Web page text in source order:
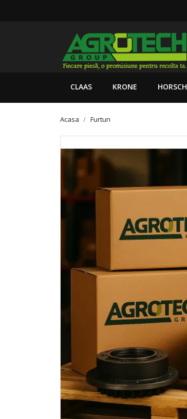
CLAAS KRONE HORSCH
Acasa Furtun